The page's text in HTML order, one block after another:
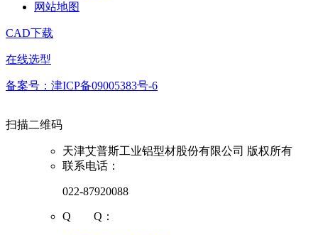
网站地图
CAD下载
在线选型
备案号：津ICP备09005383号-6
扫描二维码
天津艾普斯工业铝型材股份有限公司 版权所有
联系电话：
022-87920088
Q Q：